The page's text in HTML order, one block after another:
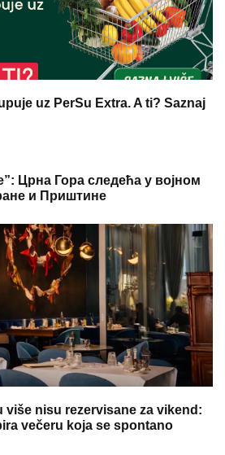
uz PerSu Extra. A ti? Saznaj
Црна Гора следећа у војном
и Приштине
više nisu rezervisane za vikend:
večeru koja se spontano